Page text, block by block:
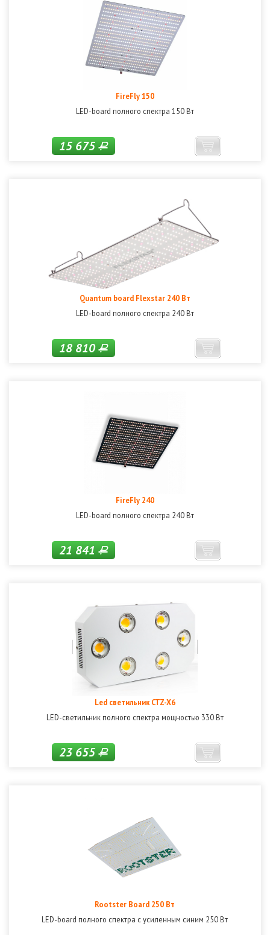
FireFly 150
LED-board полного спектра 150 Вт
15 675Р
Quantum board Flexstar 240 Вт
LED-board полного спектра 240 Вт
18 810Р
FireFly 240
LED-board полного спектра 240 Вт
21 841Р
Led светильник CTZ-X6
LED-светильник полного спектра мощностью 330 Вт
23 655Р
Rootster Board 250 Вт
LED-board полного спектра с усиленным синим 250 Вт